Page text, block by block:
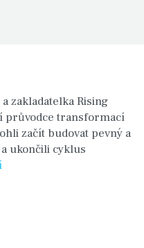
zakladatelka Rising
průvodce transformací
začít budovat pevný a
ukončili cyklus